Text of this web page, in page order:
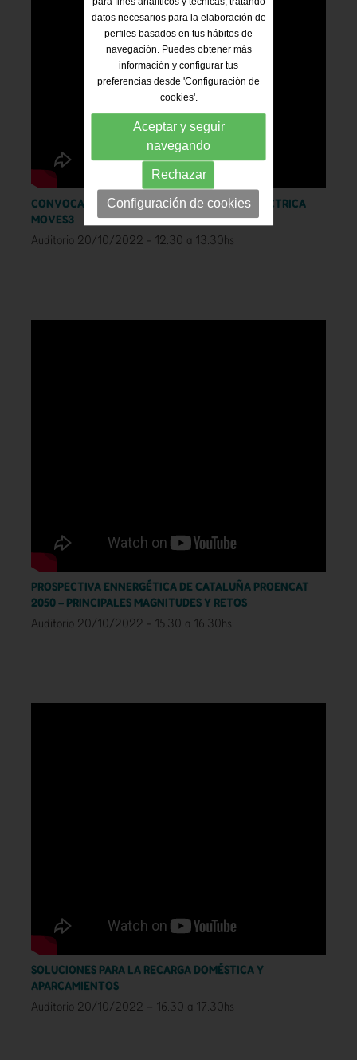
CONVOCATORIA DE AYUDAS A MOVILIDAD ELÉCTRICA
MOVES3
Auditorio 20/10/2022 - 12.30 a 13.30hs
PROSPECTIVA ENNERGÉTICA DE CATALUÑA PROENCAT
2050 – PRINCIPALES MAGNITUDES Y RETOS
Auditorio 20/10/2022 - 15.30 a 16.30hs
SOLUCIONES PARA LA RECARGA DOMÉSTICA Y
APARCAMIENTOS
Auditorio 20/10/2022 – 16.30 a 17.30hs
datos necesarios para la elaboración de
perfiles basados en tus hábitos de
navegación. Puedes obtener más
información y configurar tus
preferencias desde 'Configuración de
cookies'.
Aceptar y seguir
navegando
Rechazar
Configuración de cookies